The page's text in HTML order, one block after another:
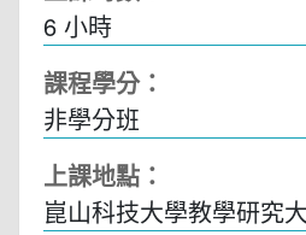
6 小時
課程學分：
非學分班
上課地點：
崑山科技大學教學研究